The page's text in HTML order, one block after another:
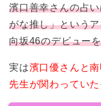
濱口善幸さんの占
がな推し」という
向坂46のデビュー
実は濱口優さんと
先生が関わっていた